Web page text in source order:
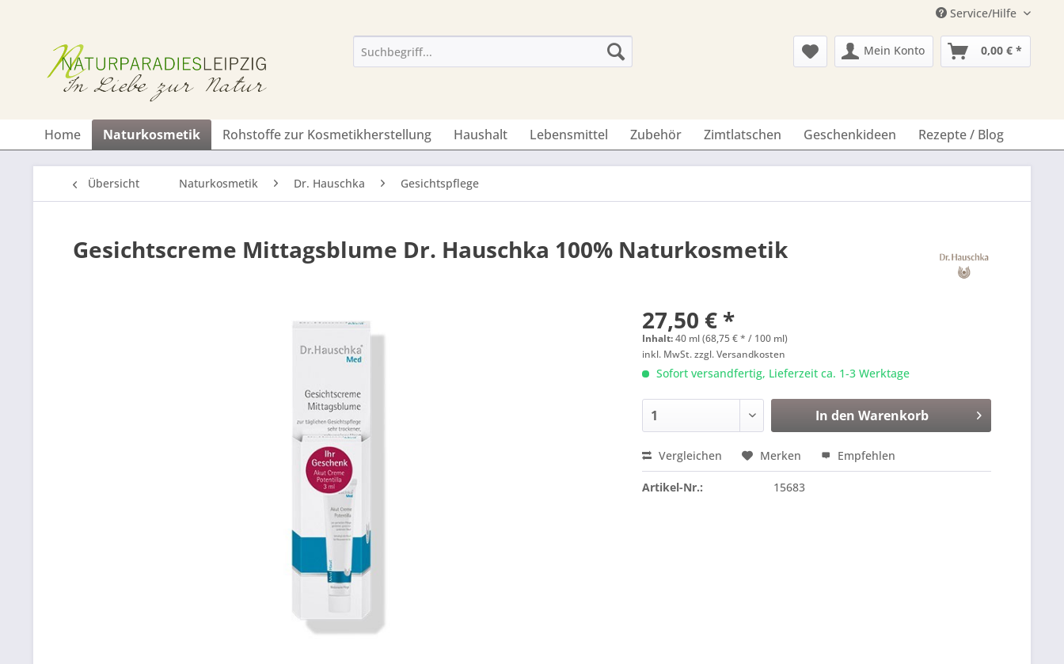
Service/Hilfe
Mein Konto 0,00 € *
Home Naturkosmetik Rohstoffe zur Kosmetikherstellung Haushalt Lebensmittel Zubehör Zimtlatschen Geschenkideen Rezepte / Blog
Übersicht Naturkosmetik Dr. Hauschka Gesichtspflege
Gesichtscreme Mittagsblume Dr. Hauschka 100% Naturkosmetik
27,50 € *
Inhalt:40 ml (68,75 € * / 100 ml)
inkl. MwSt.zzgl. Versandkosten
Sofort versandfertig, Lieferzeit ca. 1-3 Werktage
In den Warenkorb
Vergleichen Merken Empfehlen
Artikel-Nr.: 15683